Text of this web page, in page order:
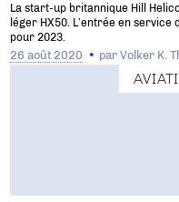
La start-up britannique Hill
léger HX50. L’entrée en
pour 2023.
26 août 2020 parVolker K.